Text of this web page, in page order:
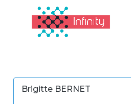
Brigitte BERNET